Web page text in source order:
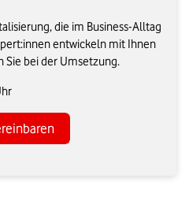
die im Business-Alltag
entwickeln mit Ihnen
Sie bei der Umsetzung.